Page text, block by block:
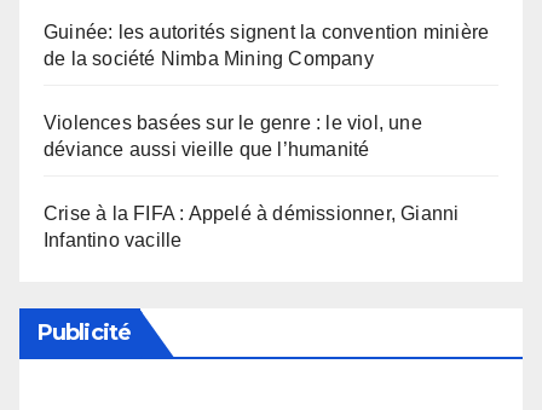
Guinée: les autorités signent la convention minière
de la société Nimba Mining Company
Violences basées sur le genre : le viol, une
déviance aussi vieille que l’humanité
Crise à la FIFA : Appelé à démissionner, Gianni
Infantino vacille
Publicité